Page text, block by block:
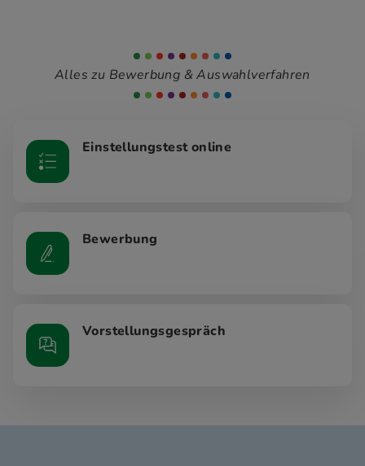
Alles zu Bewerbung & Auswahlverfahren
Einstellungstest online
Bewerbung
Vorstellungsgespräch